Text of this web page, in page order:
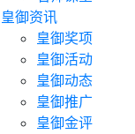
皇御资讯
皇御奖项
皇御活动
皇御动态
皇御推广
皇御金评